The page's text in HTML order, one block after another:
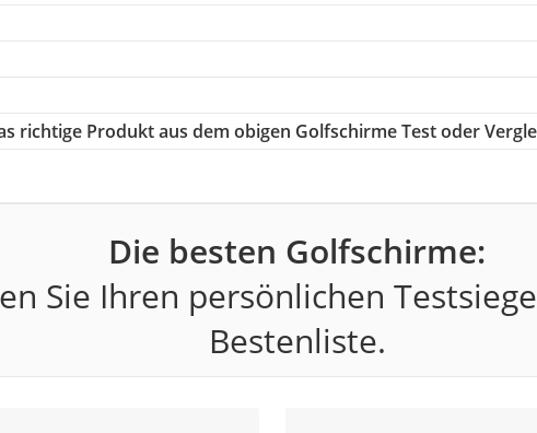
richtige Produkt aus dem obigen Golfschirme Test oder
Die besten Golfschirme:
Sie Ihren persönlichen
Bestenliste.